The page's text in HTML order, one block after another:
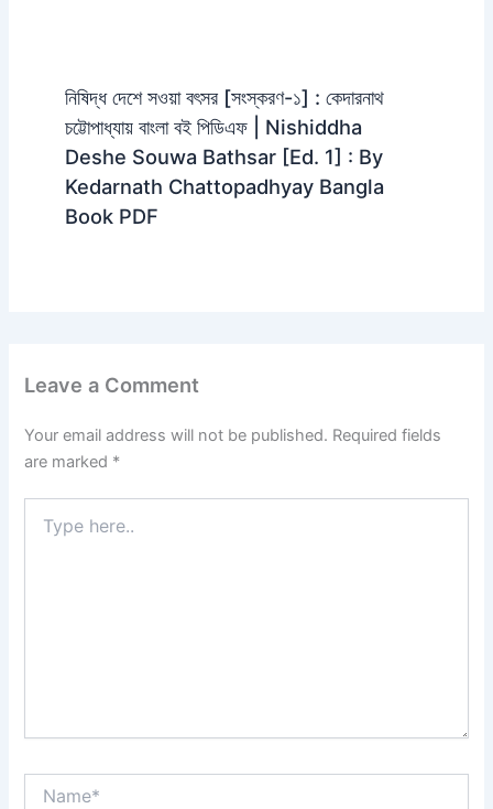
নিষিদ্ধ দেশে সওয়া বৎসর [সংস্করণ-১] : কেদারনাথ
চট্টোপাধ্যায় বাংলা বই পিডিএফ | Nishiddha
Deshe Souwa Bathsar [Ed. 1] : By
Kedarnath Chattopadhyay Bangla
Book PDF
Leave a Comment
Your email address will not be published. Required fields
are marked *
here..